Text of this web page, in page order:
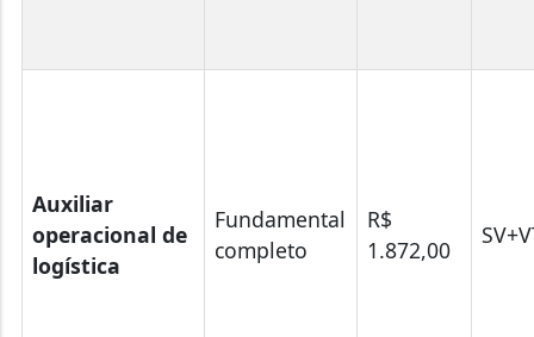
Auxiliar
operacional de
logística
Fundamental
completo
R$
1.872,00